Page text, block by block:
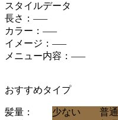
スタイルデータ
長さ：—–
カラー：—–
イメージ：—–
メニュー内容：—–
おすすめタイプ
髪量： 少ない 普通